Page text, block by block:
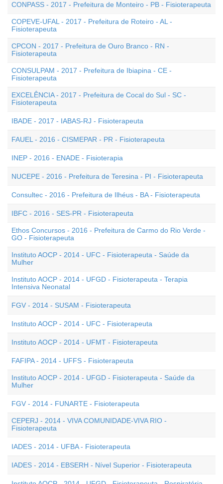
CONPASS - 2017 - Prefeitura de Monteiro - PB - Fisioterapeuta
COPEVE-UFAL - 2017 - Prefeitura de Roteiro - AL -
Fisioterapeuta
CPCON - 2017 - Prefeitura de Ouro Branco - RN -
Fisioterapeuta
CONSULPAM - 2017 - Prefeitura de Ibiapina - CE -
Fisioterapeuta
EXCELÊNCIA - 2017 - Prefeitura de Cocal do Sul - SC -
Fisioterapeuta
IBADE - 2017 - IABAS-RJ - Fisioterapeuta
FAUEL - 2016 - CISMEPAR - PR - Fisioterapeuta
INEP - 2016 - ENADE - Fisioterapia
NUCEPE - 2016 - Prefeitura de Teresina - PI - Fisioterapeuta
Consultec - 2016 - Prefeitura de Ilhéus - BA - Fisioterapeuta
IBFC - 2016 - SES-PR - Fisioterapeuta
Ethos Concursos - 2016 - Prefeitura de Carmo do Rio Verde -
GO - Fisioterapeuta
Instituto AOCP - 2014 - UFC - Fisioterapeuta - Saúde da
Mulher
Instituto AOCP - 2014 - UFGD - Fisioterapeuta - Terapia
Intensiva Neonatal
FGV - 2014 - SUSAM - Fisioterapeuta
Instituto AOCP - 2014 - UFC - Fisioterapeuta
Instituto AOCP - 2014 - UFMT - Fisioterapeuta
FAFIPA - 2014 - UFFS - Fisioterapeuta
Instituto AOCP - 2014 - UFGD - Fisioterapeuta - Saúde da
Mulher
FGV - 2014 - FUNARTE - Fisioterapeuta
CEPERJ - 2014 - VIVA COMUNIDADE-VIVA RIO -
Fisioterapeuta
IADES - 2014 - UFBA - Fisioterapeuta
IADES - 2014 - EBSERH - Nível Superior - Fisioterapeuta